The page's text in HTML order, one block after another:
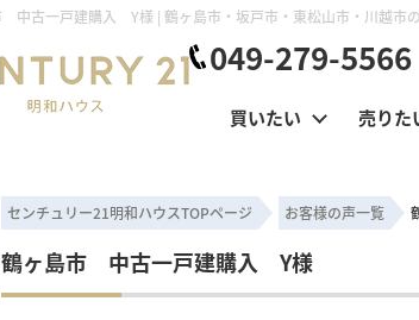
049-279-5566
買いたい 売りた
センチュリー21明和ハウスTOPページ お客様の声一覧
鶴ヶ島市 中古一戸建購入 Y様